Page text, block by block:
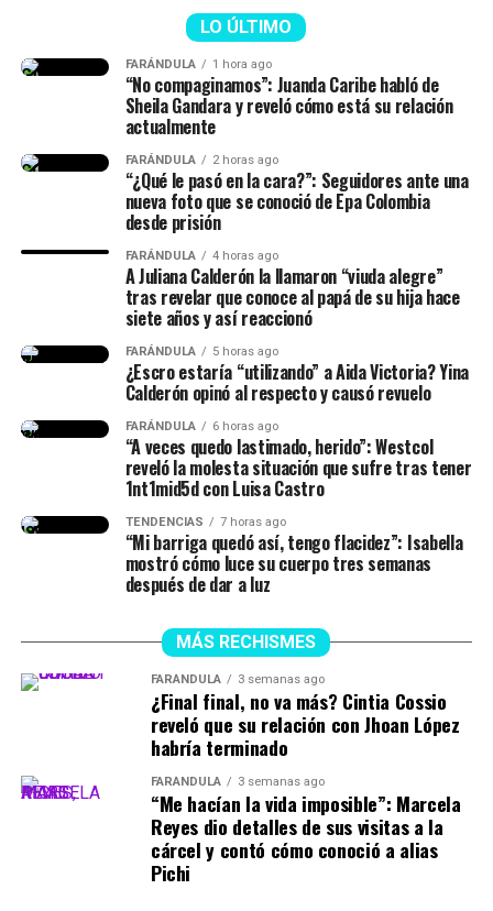
gente no entendió esa parte.
Hice la historia diciendo hace
cuánto conocí al papá de mi
hija, lo conocí hace siete años
(…) Duramos un tiempo
separados y cantidad de cosas
(…) No diré nada hasta que él
quiera hablar del tema”,
señaló.
Finalmente, la chica dejó en evidencia que durante ese
lapso de tiempo no siempre estuvieron juntos, y
tuvieron idas y venidas.
@juliethpaolaberdu7 #LIVEIncentiveProgram
#julianacalderon ♬ sonido original – Julieth
LO ÚLTIMO
FARÁNDULA 1 hora ago
“No compaginamos”: Juanda Caribe habló de
Sheila Gandara y reveló cómo está su relación
actualmente
FARÁNDULA 2 horas ago
“¿Qué le pasó en la cara?”: Seguidores ante una
nueva foto que se conoció de Epa Colombia
desde prisión
FARÁNDULA 4 horas ago
A Juliana Calderón la llamaron “viuda alegre”
tras revelar que conoce al papá de su hija hace
siete años y así reaccionó
FARÁNDULA 5 horas ago
¿Escro estaría “utilizando” a Aida Victoria? Yina
Calderón opinó al respecto y causó revuelo
FARÁNDULA 6 horas ago
“A veces quedo lastimado, herido”: Westcol
reveló la molesta situación que sufre tras tener
1nt1mid5d con Luisa Castro
TENDENCIAS 7 horas ago
“Mi barriga quedó así, tengo flacidez”: Isabella
mostró cómo luce su cuerpo tres semanas
después de dar a luz
MÁS RECHISMES
FARÁNDULA 3 semanas ago
¿Final final, no va más? Cintia Cossio
reveló que su relación con Jhoan López
habría terminado
FARÁNDULA 3 semanas ago
“Me hacían la vida imposible”: Marcela
Reyes dio detalles de sus visitas a la
cárcel y contó cómo conoció a alias
Pichi